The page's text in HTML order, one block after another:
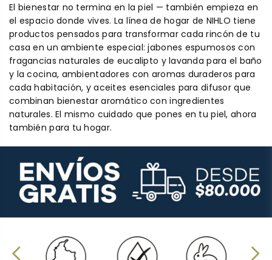
El bienestar no termina en la piel — también empieza en
el espacio donde vives. La línea de hogar de NIHLO tiene
productos pensados para transformar cada rincón de tu
casa en un ambiente especial: jabones espumosos con
fragancias naturales de eucalipto y lavanda para el baño
y la cocina, ambientadores con aromas duraderos para
cada habitación, y aceites esenciales para difusor que
combinan bienestar aromático con ingredientes
naturales. El mismo cuidado que pones en tu piel, ahora
también para tu hogar.